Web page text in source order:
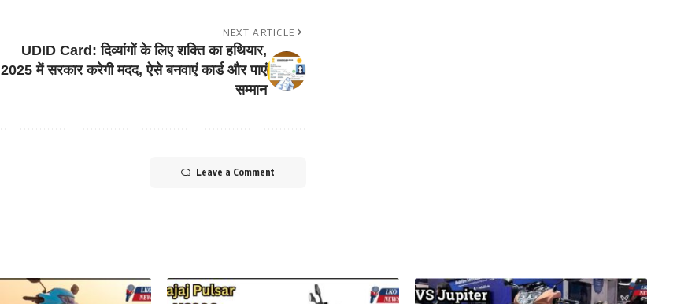
NEXT ARTICLE
UDID Card: दिव्यांगों के लिए शक्ति का हथियार,
2025 में सरकार करेगी मदद, ऐसे बनवाएं कार्ड और पाएं
सम्मान
Leave a Comment